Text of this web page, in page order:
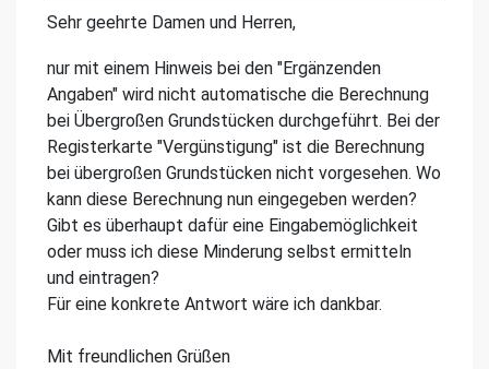
Sehr geehrte Damen und Herren,
nur mit einem Hinweis bei den "Ergänzenden
Angaben" wird nicht automatische die Berechnung
bei Übergroßen Grundstücken durchgeführt. Bei der
Registerkarte "Vergünstigung" ist die Berechnung
bei übergroßen Grundstücken nicht vorgesehen. Wo
kann diese Berechnung nun eingegeben werden?
Gibt es überhaupt dafür eine Eingabemöglichkeit
oder muss ich diese Minderung selbst ermitteln
und eintragen?
Für eine konkrete Antwort wäre ich dankbar.
Mit freundlichen Grüßen